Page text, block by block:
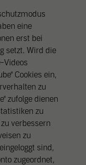
eine
erst bei
setzt. Wird die
Videos
Cookies ein,
zu
zufolge dienen
zu
verbessern
zu
sind,
zugeordnet,